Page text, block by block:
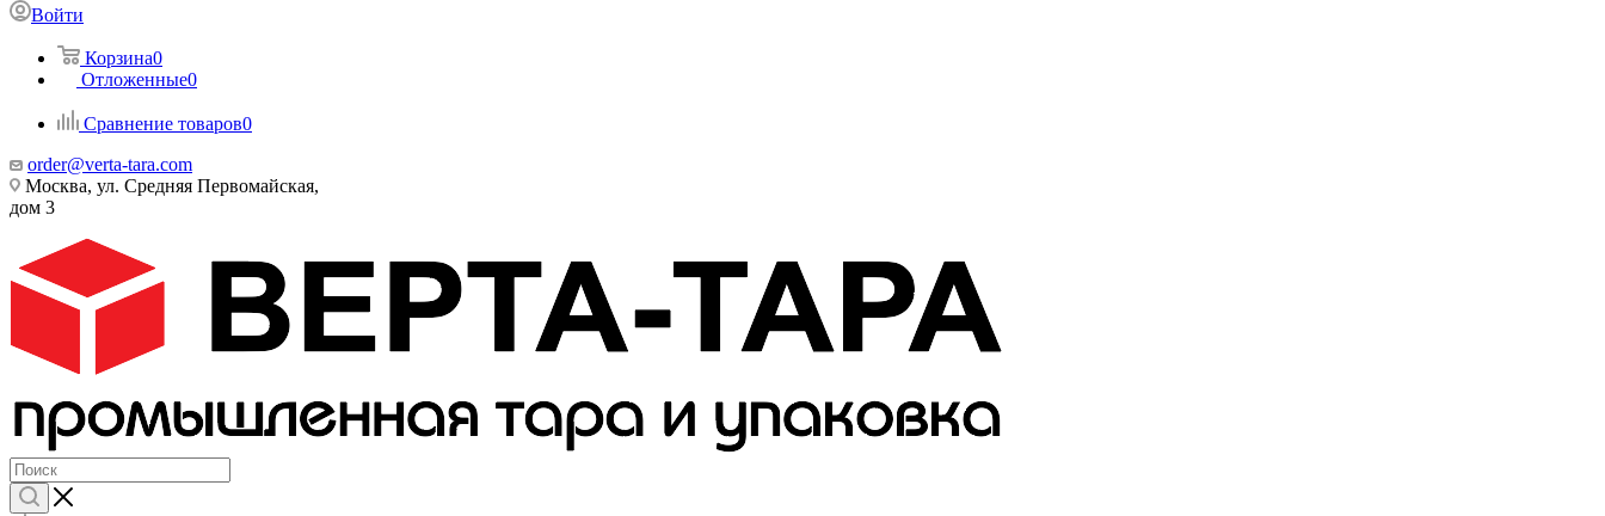
Войти
Корзина0
Отложенные0
Сравнение товаров0
order@verta-tara.com
Москва, ул. Средняя Первомайская,
дом 3